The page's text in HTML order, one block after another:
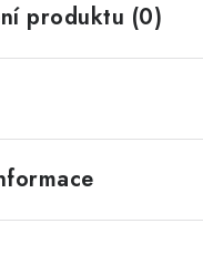
produktu (0)